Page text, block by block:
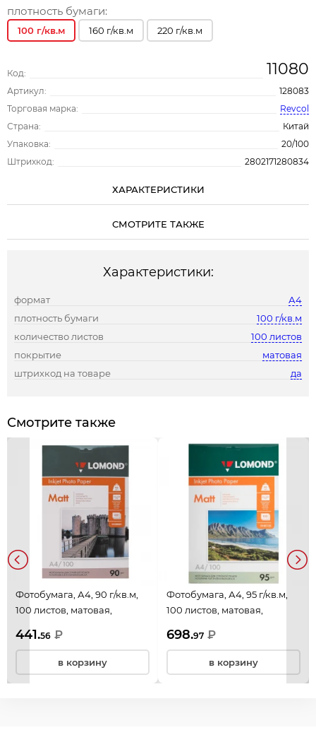
плотность бумаги:
100 г/кв.м 160 г/кв.м 220 г/кв.м
Код: 11080
Артикул:
128083
Торговая марка:
Revcol
Страна:
Китай
Упаковка:
20/100
Штрихкод:
2802171280834
ХАРАКТЕРИСТИКИ
СМОТРИТЕ ТАКЖЕ
Характеристики:
формат
А4
плотность бумаги
100 г/кв.м
количество листов
100 листов
покрытие
матовая
штрихкод на товаре
да
Смотрите также
Фотобумага, А4, 90 г/кв.м,
100 листов, матовая,
441.56 ₽
в корзину
Фотобумага, А4, 95 г/кв.м,
100 листов, матовая,
698.97 ₽
в корзину